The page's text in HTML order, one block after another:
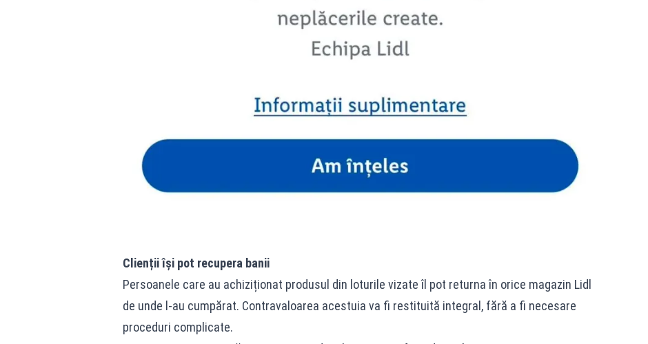
Clienții își pot recupera banii
Persoanele care au achiziționat produsul din loturile vizate îl pot returna în orice magazin Lidl
de unde l-au cumpărat. Contravaloarea acestuia va fi restituită integral, fără a fi necesare
proceduri complicate.